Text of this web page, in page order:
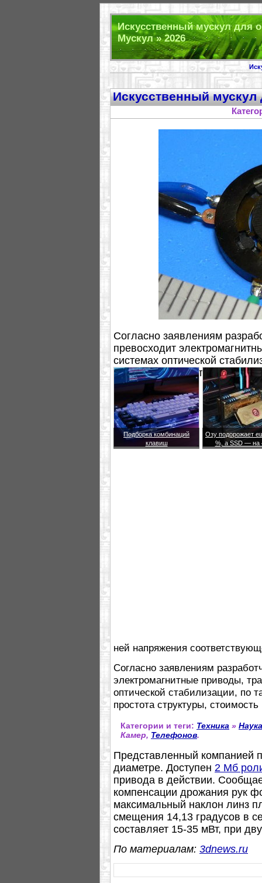
Искусственный мускул для
Мускул » 2026
Искусственный мускул
Согласно заявлениям
превосходит
системах оптической
габариты, простота
Подборка комбинаций
клавиш
Озу подорожает
%, а SSD — на
ней напряжения
Согласно заявлениям
электромагнитные приводы,
оптической стабилизации, по
простота структуры,
Категории и теги: Техника » Наука
Камер, Телефонов.
Представленный компанией
диаметре. Доступен 2 Мб
привода в действии.
компенсации дрожания рук
максимальный наклон линз
смещения 14,13 градусов в
составляет 15-35 мВт, при
По материалам: 3dnews.ru